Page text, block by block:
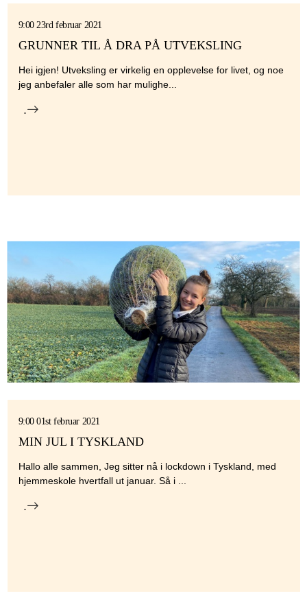
9:00 23rd februar 2021
GRUNNER TIL Å DRA PÅ UTVEKSLING
Hei igjen! Utveksling er virkelig en opplevelse for livet, og noe
jeg anbefaler alle som har mulighe...
9:00 01st februar 2021
MIN JUL I TYSKLAND
Hallo alle sammen, Jeg sitter nå i lockdown i Tyskland, med
hjemmeskole hvertfall ut januar. Så i ...